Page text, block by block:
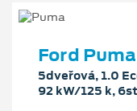
Ford
5dveřová, 1.0
92 kW/125 k,